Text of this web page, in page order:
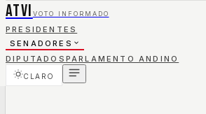
ATVI VOTO INFORMADO
PRESIDENTES
SENADORES
DIPUTADOS PARLAMENTO ANDINO
CLARO